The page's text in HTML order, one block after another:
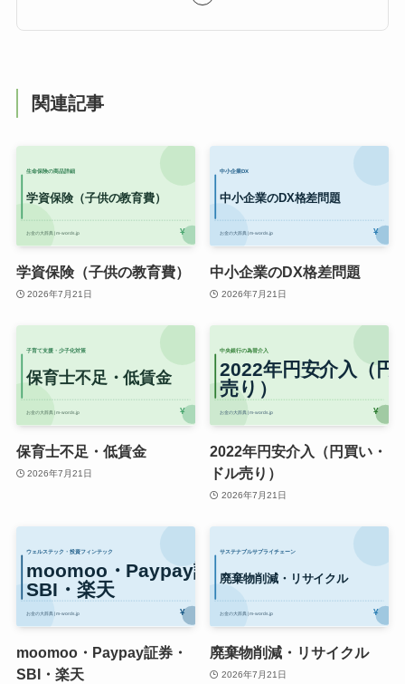
関連記事
学資保険（子供の教育費）
2026年7月21日
中小企業のDX格差問題
2026年7月21日
保育士不足・低賃金
2026年7月21日
2022年円安介入（円買い・
ドル売り）
2026年7月21日
moomoo・Paypay証券・
SBI・楽天
廃棄物削減・リサイクル
2026年7月21日